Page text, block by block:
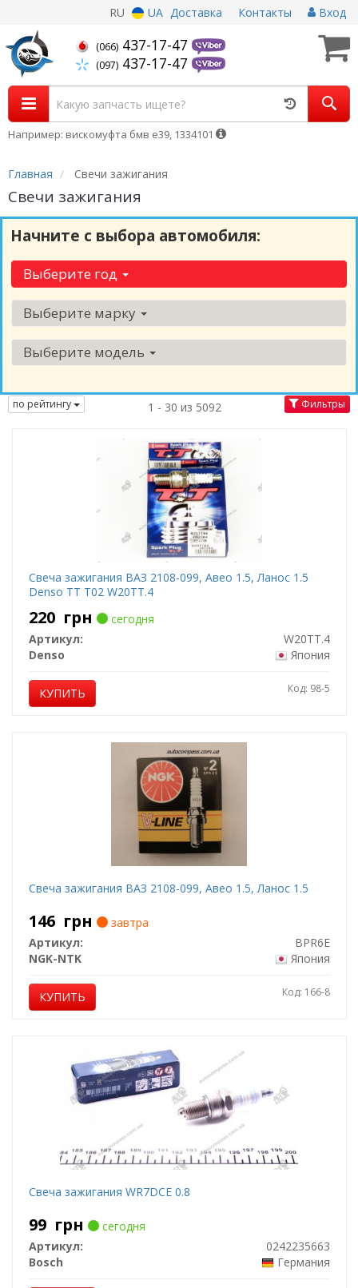
RU UA Доставка Контакты Вход
(066) 437-17-47
(097) 437-17-47
Например: вискомуфта бмв е39, 1334101
Главная Свечи зажигания
Свечи зажигания
Начните с выбора автомобиля:
Выберите год
Выберите марку
Выберите модель
по рейтингу 1 - 30 из 5092 Фильтры
Свеча зажигания ВАЗ 2108-099, Авео 1.5, Ланос 1.5
Denso TT T02 W20TT.4
220 грн
сегодня
Артикул:
W20TT.4
Denso
Япония
КУПИТЬ Код: 98-5
Свеча зажигания ВАЗ 2108-099, Авео 1.5, Ланос 1.5
146 грн
завтра
Артикул:
BPR6E
NGK-NTK
Япония
КУПИТЬ Код: 166-8
Свеча зажигания WR7DCE 0.8
99 грн
сегодня
Артикул:
0242235663
Bosch
Германия